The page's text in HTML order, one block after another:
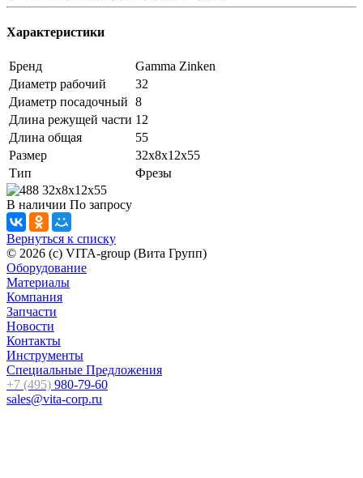
Характеристики
Бренд
Gamma Zinken
Диаметр рабочий
32
Диаметр посадочный 8
Длина режущей части 12
Длина общая
55
Размер
32x8x12x55
Тип
Фрезы
В наличии По запросу
Вернуться к списку
© 2026 (c) VITA-group (Вита Групп)
Оборудование
Материалы
Компания
Запчасти
Новости
Контакты
Инструменты
Специальные Предложения
+7 (495) 980-79-60
sales@vita-corp.ru